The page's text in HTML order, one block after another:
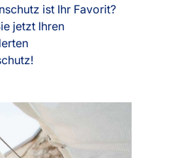
ist Ihr Favorit?
jetzt Ihren